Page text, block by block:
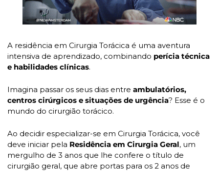
A residência em Cirurgia Torácica é uma aventura
intensiva de aprendizado, combinando perícia técnica
e habilidades clínicas.
Imagina passar os seus dias entre ambulatórios,
centros cirúrgicos e situações de urgência? Esse é o
mundo do cirurgião torácico.
Ao decidir especializar-se em Cirurgia Torácica, você
deve iniciar pela Residência em Cirurgia Geral, um
mergulho de 3 anos que lhe confere o título de
cirurgião geral, que abre portas para os 2 anos de